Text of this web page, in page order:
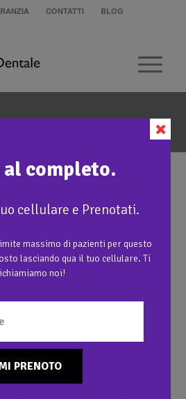
CONTATTI BLOG
zagabria-
6
al completo.
cellulare e Prenotati.
massimo di pazienti per questo
lasciando qua il tuo cellulare. Ti
noi!
PRENOTO